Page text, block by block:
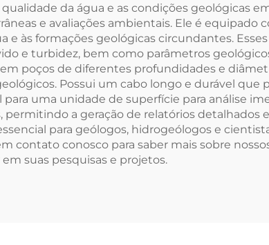
da água e as condições geológicas
e avaliações ambientais. Ele é
e às formações geológicas circundantes.
e turbidez, bem como parâmetros
poços de diferentes profundidades e
Possui um cabo longo e durável
uma unidade de superfície para análise
a geração de relatórios detalhados
para geólogos, hidrogeólogos e
contato conosco para saber mais sobre
suas pesquisas e projetos.